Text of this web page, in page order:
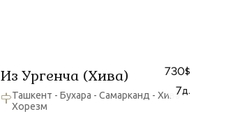
Из Ургенча (Хива)
Ташкент - Бухара - Самарканд - Хива -
Хорезм
730$
7д.